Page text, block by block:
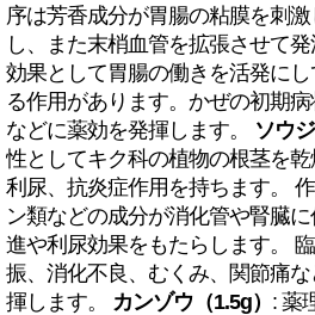
序は芳香成分が胃腸の粘膜を刺
し、また末梢血管を拡張させて
効果として胃腸の働きを活発に
る作用があります。かぜの初期
などに薬効を発揮します。 ソウ
性としてキク科の植物の根茎を乾
利尿、抗炎症作用を持ちます。
ン類などの成分が消化管や腎臓
進や利尿効果をもたらします。
振、消化不良、むくみ、関節痛
揮します。 カンゾウ（1.5g） : 薬